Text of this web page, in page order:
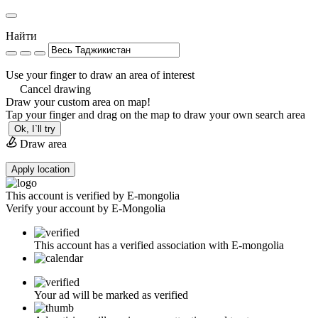
Найти
Use your finger to draw an area of interest
Cancel drawing
Draw your custom area on map!
Tap your finger and drag on the map to draw your own search area
Ok, I`ll try
Draw area
Apply location
This account is verified by E-mongolia
Verify your account by E-Mongolia
This account has a verified association with E-mongolia
Your ad will be marked as verified